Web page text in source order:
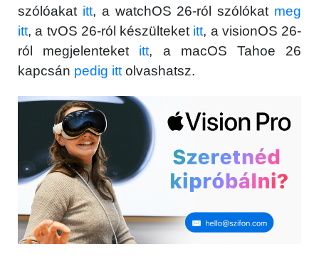
szólóakat itt, a watchOS 26-ról szólókat meg
itt, a tvOS 26-ról készülteket itt, a visionOS 26-
ról megjelenteket itt, a macOS Tahoe 26
kapcsán pedig ittolvashatsz.